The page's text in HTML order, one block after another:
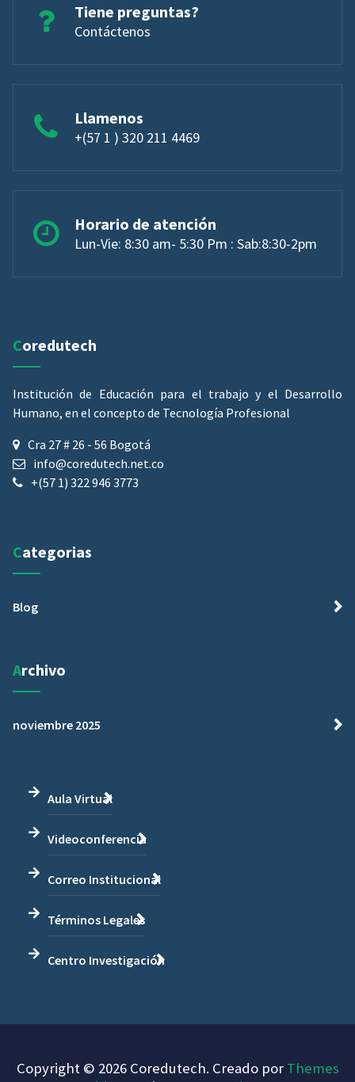
Tiene preguntas?
Contáctenos
Llamenos
+(57 1 ) 320 211 4469
Horario de atención
Lun-Vie: 8:30 am- 5:30 Pm : Sab:8:30-2pm
Coredutech
Institución de Educación para el trabajo y el Desarrollo
Humano, en el concepto de Tecnología Profesional
Cra 27 # 26 - 56 Bogotá
info@coredutech.net.co
+(57 1) 322 946 3773
Categorias
Blog
Archivo
noviembre 2025
Aula Virtual
Videoconferencia
Correo Institucional
Términos Legales
Centro Investigación
Copyright © 2026 Coredutech. Creado por Themes